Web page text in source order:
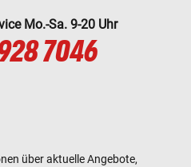
Mo.-Sa. 9-20 Uhr
7046
über aktuelle Angebote,